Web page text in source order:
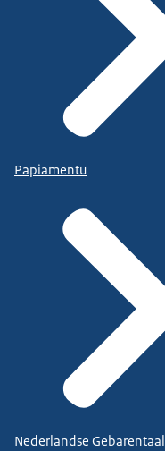
Papiamentu
Nederlandse Gebarentaal